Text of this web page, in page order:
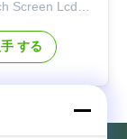
Screen Lcd
digital
for fulfilling
across a wide
する